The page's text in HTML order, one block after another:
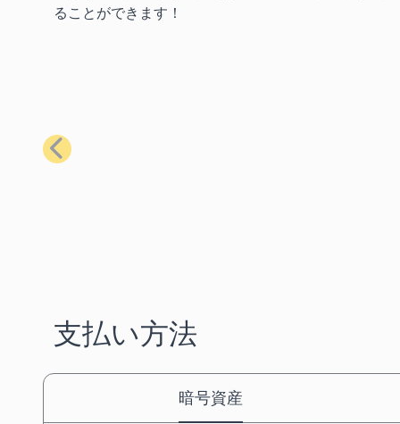
ることができます！
前へ
支払い方法
暗号資産